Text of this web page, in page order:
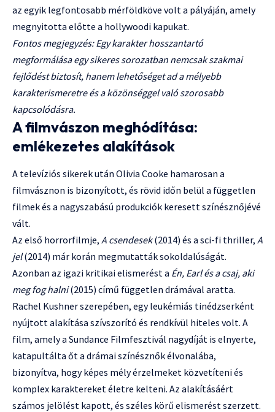
az egyik legfontosabb mérföldköve volt a pályáján, amely
megnyitotta előtte a hollywoodi kapukat.
Fontos megjegyzés: Egy karakter hosszantartó
megformálása egy sikeres sorozatban nemcsak szakmai
fejlődést biztosít, hanem lehetőséget ad a mélyebb
karakterismeretre és a közönséggel való szorosabb
kapcsolódásra.
A filmvászon meghódítása:
emlékezetes alakítások
A televíziós sikerek után Olivia Cooke hamarosan a
filmvásznon is bizonyított, és rövid időn belül a független
filmek és a nagyszabású produkciók keresett színésznőjévé
vált.
Az első horrorfilmje, A csendesek(2014) és a sci-fi thriller, A
jel(2014) már korán megmutatták sokoldalúságát.
Azonban az igazi kritikai elismerést a Én, Earl és a csaj, aki
meg fog halni(2015) című független drámával aratta.
Rachel Kushner szerepében, egy leukémiás tinédzserként
nyújtott alakítása szívszorító és rendkívül hiteles volt. A
film, amely a Sundance Filmfesztivál nagydíját is elnyerte,
katapultálta őt a drámai színésznők élvonalába,
bizonyítva, hogy képes mély érzelmeket közvetíteni és
komplex karaktereket életre kelteni. Az alakításáért
számos jelölést kapott, és széles körű elismerést szerzett.